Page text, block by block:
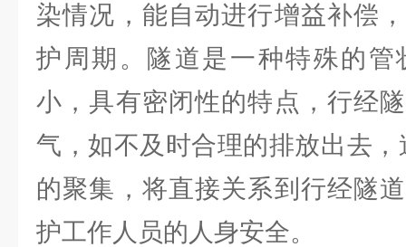
染情况，能自动进行增益补偿
护周期。隧道是一种特殊的管
小，具有密闭性的特点，行经
气，如不及时合理的排放出去
的聚集，将直接关系到行经隧
护工作人员的人身安全。